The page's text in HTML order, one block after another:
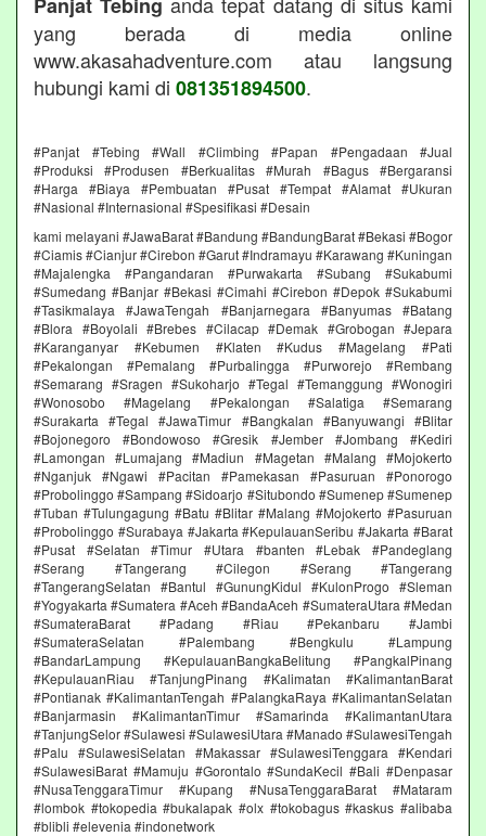
yang berada di media online
www.akasahadventure.com atau langsung
hubungi kami di 081351894500.
#Panjat #Tebing #Wall #Climbing #Papan #Pengadaan #Jual
#Produksi #Produsen #Berkualitas #Murah #Bagus #Bergaransi
#Harga #Biaya #Pembuatan #Pusat #Tempat #Alamat #Ukuran
#Nasional #Internasional #Spesifikasi #Desain
kami melayani #JawaBarat #Bandung #BandungBarat #Bekasi #Bogor
#Ciamis #Cianjur #Cirebon #Garut #Indramayu #Karawang #Kuningan
#Majalengka #Pangandaran #Purwakarta #Subang #Sukabumi
#Sumedang #Banjar #Bekasi #Cimahi #Cirebon #Depok #Sukabumi
#Tasikmalaya #JawaTengah #Banjarnegara #Banyumas #Batang
#Blora #Boyolali #Brebes #Cilacap #Demak #Grobogan #Jepara
#Karanganyar #Kebumen #Klaten #Kudus #Magelang #Pati
#Pekalongan #Pemalang #Purbalingga #Purworejo #Rembang
#Semarang #Sragen #Sukoharjo #Tegal #Temanggung #Wonogiri
#Wonosobo #Magelang #Pekalongan #Salatiga #Semarang
#Surakarta #Tegal #JawaTimur #Bangkalan #Banyuwangi #Blitar
#Bojonegoro #Bondowoso #Gresik #Jember #Jombang #Kediri
#Lamongan #Lumajang #Madiun #Magetan #Malang #Mojokerto
#Nganjuk #Ngawi #Pacitan #Pamekasan #Pasuruan #Ponorogo
#Probolinggo #Sampang #Sidoarjo #Situbondo #Sumenep #Sumenep
#Tuban #Tulungagung #Batu #Blitar #Malang #Mojokerto #Pasuruan
#Probolinggo #Surabaya #Jakarta #KepulauanSeribu #Jakarta #Barat
#Pusat #Selatan #Timur #Utara #banten #Lebak #Pandeglang
#Serang #Tangerang #Cilegon #Serang #Tangerang
#TangerangSelatan #Bantul #GunungKidul #KulonProgo #Sleman
#Yogyakarta #Sumatera #Aceh #BandaAceh #SumateraUtara #Medan
#SumateraBarat #Padang #Riau #Pekanbaru #Jambi
#SumateraSelatan #Palembang #Bengkulu #Lampung
#BandarLampung #KepulauanBangkaBelitung #PangkalPinang
#KepulauanRiau #TanjungPinang #Kalimatan #KalimantanBarat
#Pontianak #KalimantanTengah #PalangkaRaya #KalimantanSelatan
#Banjarmasin #KalimantanTimur #Samarinda #KalimantanUtara
#TanjungSelor #Sulawesi #SulawesiUtara #Manado #SulawesiTengah
#Palu #SulawesiSelatan #Makassar #SulawesiTenggara #Kendari
#SulawesiBarat #Mamuju #Gorontalo #SundaKecil #Bali #Denpasar
#NusaTenggaraTimur #Kupang #NusaTenggaraBarat #Mataram
#lombok #tokopedia #bukalapak #olx #tokobagus #kaskus #alibaba
#blibli #elevenia #indonetwork